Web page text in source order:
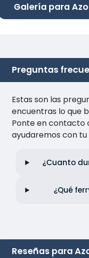
Galería para
Preguntas
Estas son las
encuentras lo que
Ponte en contacto
ayudaremos con tu
¿Cuanto
¿Qué
Reseñas para